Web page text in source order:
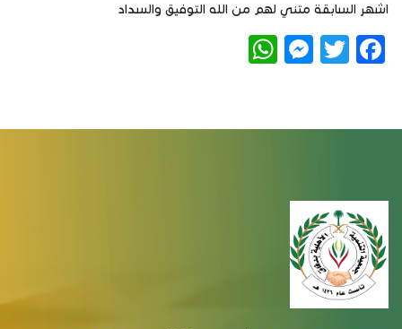
اشهر السابقة متني لهم من الله التوفيق والسداد
Facebook
Twitter
Messenger